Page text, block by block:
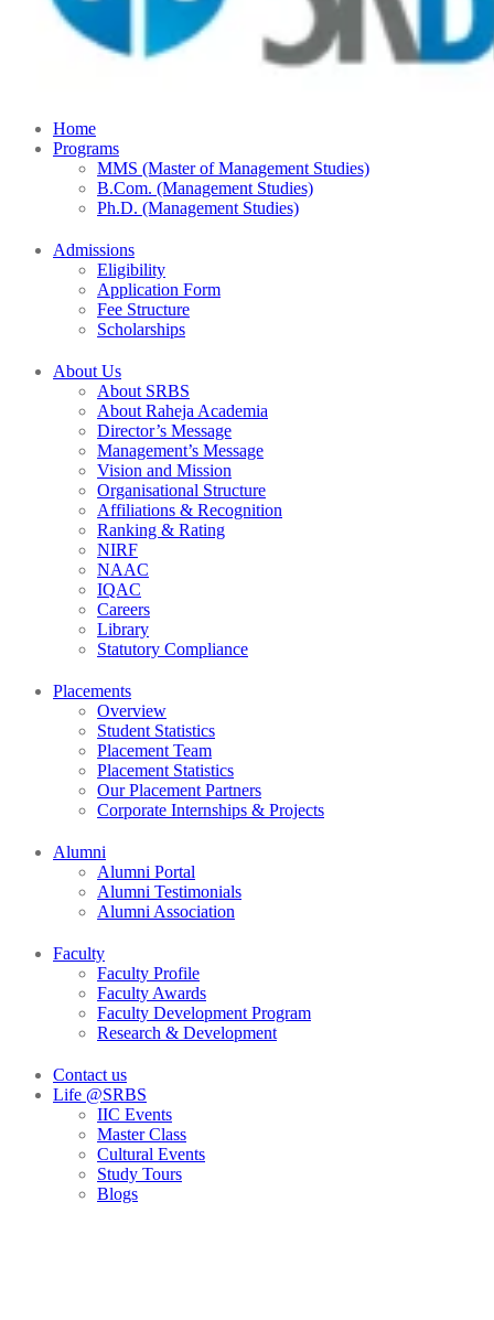
Home
Programs
MMS (Master of Management Studies)
B.Com. (Management Studies)
Ph.D. (Management Studies)
Admissions
Eligibility
Application Form
Fee Structure
Scholarships
About Us
About SRBS
About Raheja Academia
Director’s Message
Management’s Message
Vision and Mission
Organisational Structure
Affiliations & Recognition
Ranking & Rating
NIRF
NAAC
IQAC
Careers
Library
Statutory Compliance
Placements
Overview
Student Statistics
Placement Team
Placement Statistics
Our Placement Partners
Corporate Internships & Projects
Alumni
Alumni Portal
Alumni Testimonials
Alumni Association
Faculty
Faculty Profile
Faculty Awards
Faculty Development Program
Research & Development
Contact us
Life @SRBS
IIC Events
Master Class
Cultural Events
Study Tours
Blogs